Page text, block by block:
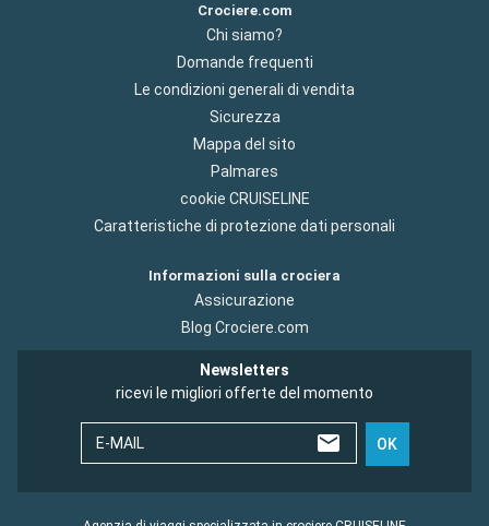
Crociere.com
Chi siamo?
Domande frequenti
Le condizioni generali di vendita
Sicurezza
Mappa del sito
Palmares
cookie CRUISELINE
Caratteristiche di protezione dati personali
Informazioni sulla crociera
Assicurazione
Blog Crociere.com
Newsletters
ricevi le migliori offerte del momento
E-MAIL OK